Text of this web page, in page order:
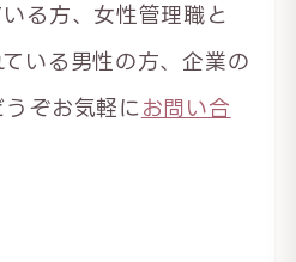
る方、女性管理職と
いる男性の方、企業の
ぞお気軽に お問い合